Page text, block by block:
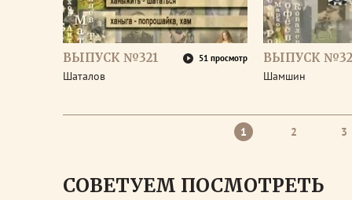
ВЫПУСК №321 51 просмотр
Шаталов
ВЫПУСК
Шамшин
1 2 3
СОВЕТУЕМ ПОСМОТРЕТЬ